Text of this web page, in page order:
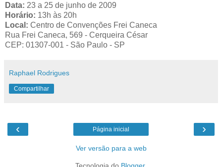
Data: 23 a 25 de junho de 2009
Horário: 13h às 20h
Local: Centro de Convenções Frei Caneca
Rua Frei Caneca, 569 - Cerqueira César
CEP: 01307-001 - São Paulo - SP
Raphael Rodrigues
Compartilhar
‹ ›
Página inicial
Ver versão para a web